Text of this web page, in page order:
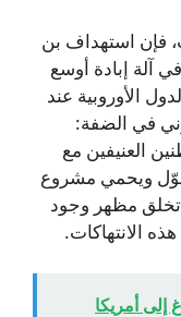
فإن استهداف بن
آلة إبادة أوسع
الأوروبية عند
في الضفة:
العنيفين مع
ويحمي مشروع
تخلق مظهر وجود
الانتهاكات.
إلى أمريكا